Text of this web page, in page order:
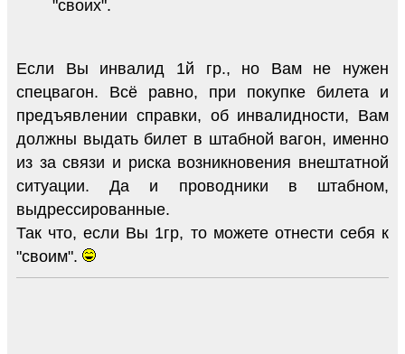
"своих".
Если Вы инвалид 1й гр., но Вам не нужен
спецвагон. Всё равно, при покупке билета и
предъявлении справки, об инвалидности, Вам
должны выдать билет в штабной вагон, именно
из за связи и риска возникновения внештатной
ситуации. Да и проводники в штабном,
выдрессированные.
Так что, если Вы 1гр, то можете отнести себя к
"своим".